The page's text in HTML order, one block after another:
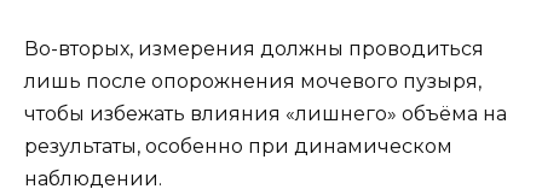
Во-вторых, измерения должны проводиться
лишь после опорожнения мочевого пузыря,
чтобы избежать влияния «лишнего» объёма на
результаты, особенно при динамическом
наблюдении.